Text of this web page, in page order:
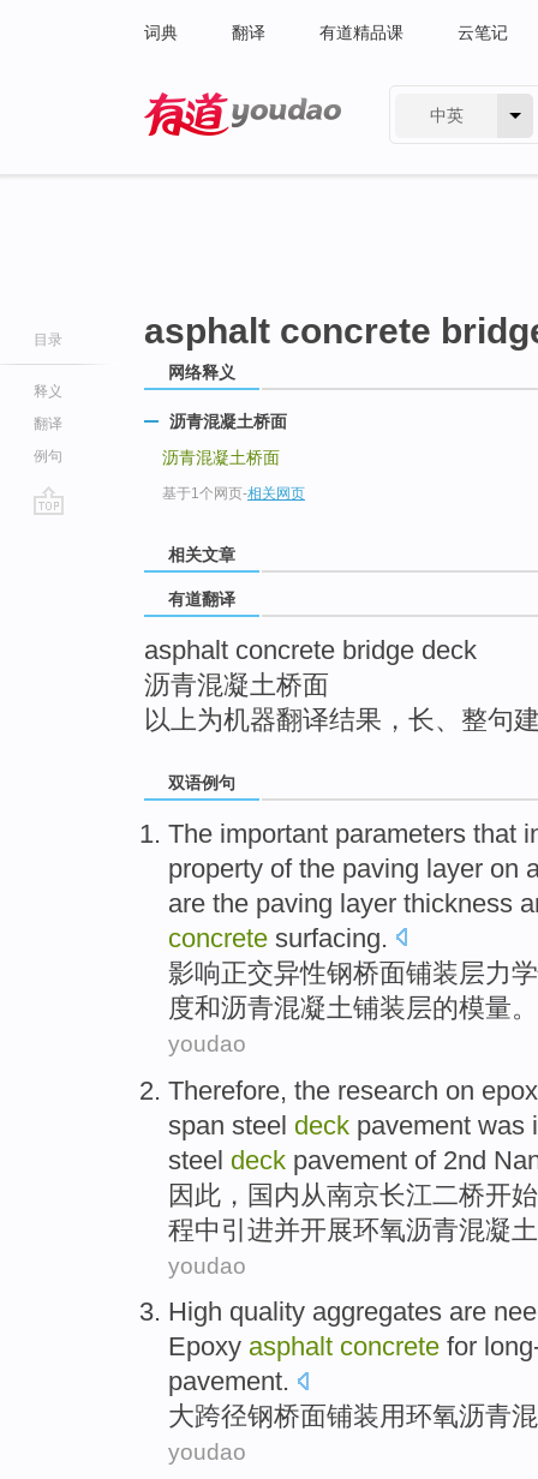
词典 翻译 有道精品课 云笔记
中英
目录
释义
翻译
例句
asphalt concrete
网络释义
沥青混凝土桥面
沥青混凝土桥面
基于1个网页-相关网页
相关文章
有道翻译
asphalt concrete bridge deck
沥青混凝土桥面
以上为机器翻译结果，长、整句
双语例句
The important parameters that
property ofthe paving layer on
are the paving layer thickness
concrete surfacing.
影响正交异性钢桥面铺装层力学
度和沥青混凝土铺装层的模量。
youdao
Therefore, the research on
span steel deck pavement was
steel deck pavement of 2nd
因此 ， 国内 从南京长江二桥开
程中 引进并开展环氧沥青混凝土
youdao
High quality aggregates are
Epoxy asphalt concrete for
pavement.
大跨径钢桥面铺装用环氧沥青
youdao